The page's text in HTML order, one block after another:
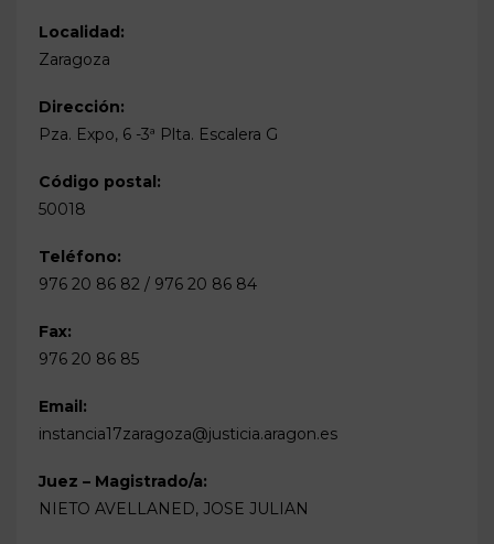
Localidad:
Zaragoza
Dirección:
Pza. Expo, 6 -3ª Plta. Escalera G
Código postal:
50018
Teléfono:
976 20 86 82 / 976 20 86 84
Fax:
976 20 86 85
Email:
instancia17zaragoza@justicia.aragon.es
Juez – Magistrado/a:
NIETO AVELLANED, JOSE JULIAN